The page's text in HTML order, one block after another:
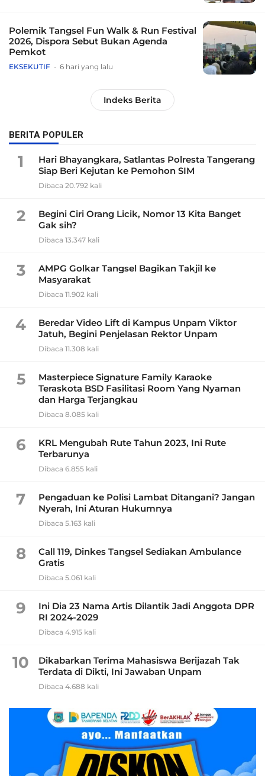
Polemik Tangsel Fun Walk & Run Festival
2026, Dispora Sebut Bukan Agenda
Pemkot
EKSEKUTIF 6 hari yang lalu
Indeks Berita
BERITA POPULER
1
Hari Bhayangkara, Satlantas Polresta Tangerang
Siap Beri Kejutan ke Pemohon SIM
Dibaca 20.792 kali
2
Begini Ciri Orang Licik, Nomor 13 Kita Banget
Gak sih?
Dibaca 13.347 kali
3
AMPG Golkar Tangsel Bagikan Takjil ke
Masyarakat
Dibaca 11.902 kali
4
Beredar Video Lift di Kampus Unpam Viktor
Jatuh, Begini Penjelasan Rektor Unpam
Dibaca 11.308 kali
5
Masterpiece Signature Family Karaoke
Teraskota BSD Fasilitasi Room Yang Nyaman
dan Harga Terjangkau
Dibaca 8.085 kali
6
KRL Mengubah Rute Tahun 2023, Ini Rute
Terbarunya
Dibaca 6.855 kali
7
Pengaduan ke Polisi Lambat Ditangani? Jangan
Nyerah, Ini Aturan Hukumnya
Dibaca 5.163 kali
8
Call 119, Dinkes Tangsel Sediakan Ambulance
Gratis
Dibaca 5.061 kali
9
Ini Dia 23 Nama Artis Dilantik Jadi Anggota DPR
RI 2024-2029
Dibaca 4.915 kali
10
Dikabarkan Terima Mahasiswa Berijazah Tak
Terdata di Dikti, Ini Jawaban Unpam
Dibaca 4.688 kali